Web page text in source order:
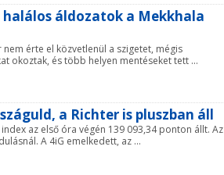
áldozatok a Mekkhala
érte el közvetlenül a szigetet, mégis
okoztak, és több helyen mentéseket tett ...
a Richter is pluszban áll
az első óra végén 139 093,34 ponton állt. Az
A 4iG emelkedett, az ...